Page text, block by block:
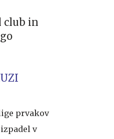
club in
prvakov
v